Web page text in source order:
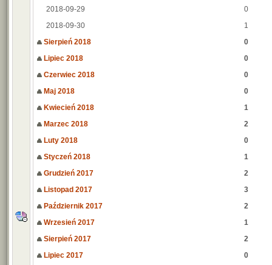
2018-09-29
0
2018-09-30
1
Sierpień 2018
0
Lipiec 2018
0
Czerwiec 2018
0
Maj 2018
0
Kwiecień 2018
1
Marzec 2018
2
Luty 2018
0
Styczeń 2018
1
Grudzień 2017
2
Listopad 2017
3
Październik 2017
2
Wrzesień 2017
1
Sierpień 2017
2
Lipiec 2017
0